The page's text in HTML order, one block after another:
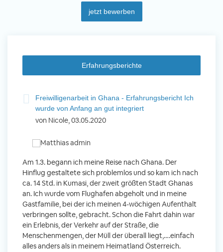
jetzt bewerben
Erfahrungsberichte
Freiwilligenarbeit in Ghana - Erfahrungsbericht Ich
wurde von Anfang an gut integriert
von Nicole, 03.05.2020
Am 1.3. begann ich meine Reise nach Ghana. Der
Hinflug gestaltete sich problemlos und so kam ich nach
ca. 14 Std. in Kumasi, der zweit größten Stadt Ghanas
an. Ich wurde vom Flughafen abgeholt und in meine
Gastfamilie, bei der ich meinen 4-wöchigen Aufenthalt
verbringen sollte, gebracht. Schon die Fahrt dahin war
ein Erlebnis, der Verkehr auf der Straße, die
Menschenmengen, der Müll der überall liegt,….einfach
alles anders als in meinem Heimatland Österreich.